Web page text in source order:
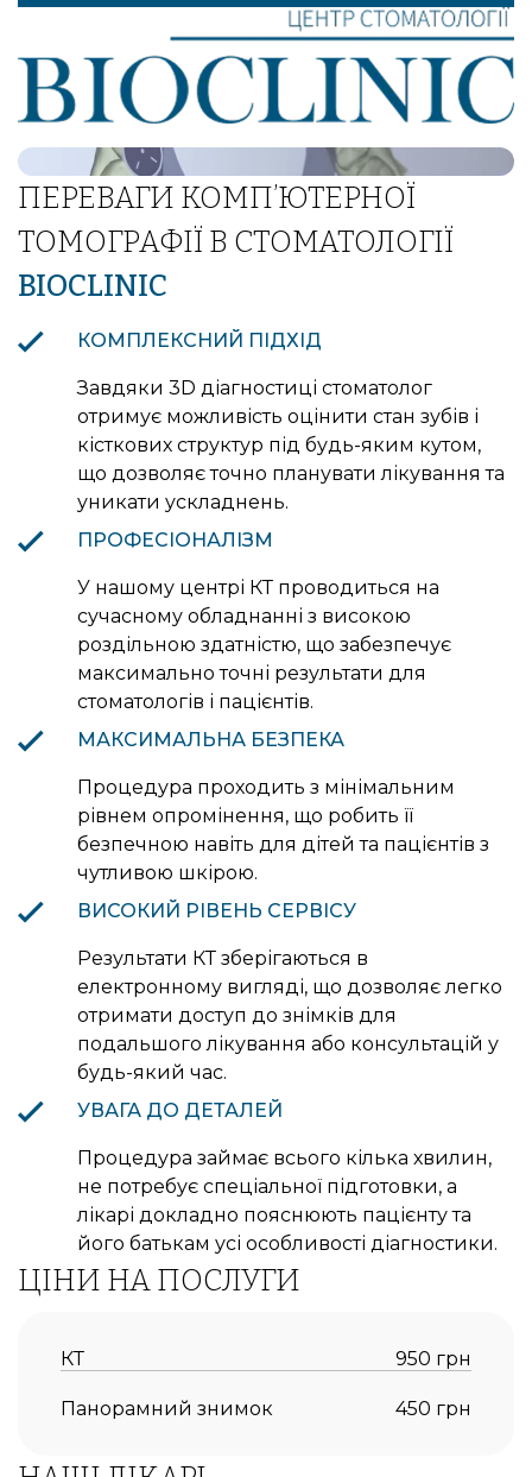
СТВОРЕННЯ АНАЛОГОВОГО ВІДБИТКА ЗУБІВ
ВНУТРІШНЬОРОТОВІ ФОТОГРАФІЇ
ПЕРЕВАГИ КОМП’ЮТЕРНОЇ
ТОМОГРАФІЇ В СТОМАТОЛОГІЇ
BIOCLINIC
КОМПЛЕКСНИЙ ПІДХІД
Завдяки 3D діагностиці стоматолог
отримує можливість оцінити стан зубів і
кісткових структур під будь-яким кутом,
що дозволяє точно планувати лікування та
уникати ускладнень.
ПРОФЕСІОНАЛІЗМ
У нашому центрі КТ проводиться на
сучасному обладнанні з високою
роздільною здатністю, що забезпечує
максимально точні результати для
стоматологів і пацієнтів.
МАКСИМАЛЬНА БЕЗПЕКА
Процедура проходить з мінімальним
рівнем опромінення, що робить її
безпечною навіть для дітей та пацієнтів з
чутливою шкірою.
ВИСОКИЙ РІВЕНЬ СЕРВІСУ
Результати КТ зберігаються в
електронному вигляді, що дозволяє легко
отримати доступ до знімків для
подальшого лікування або консультацій у
будь-який час.
УВАГА ДО ДЕТАЛЕЙ
Процедура займає всього кілька хвилин,
не потребує спеціальної підготовки, а
лікарі докладно пояснюють пацієнту та
його батькам усі особливості діагностики.
ЦІНИ НА ПОСЛУГИ
КТ 950 грн
Панорамний знимок 450 грн